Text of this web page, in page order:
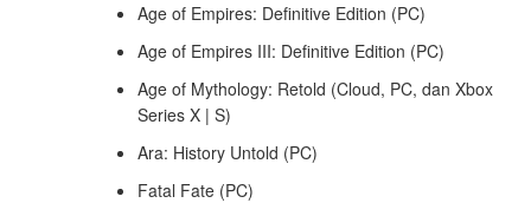
Age of Empires: Definitive Edition (PC)
Age of Empires III: Definitive Edition (PC)
Age of Mythology: Retold (Cloud, PC, dan Xbox
Series X | S)
Ara: History Untold (PC)
Fatal Fate (PC)